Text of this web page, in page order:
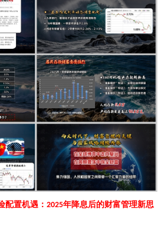
配置机遇： 2025年降息后的财富管理新思